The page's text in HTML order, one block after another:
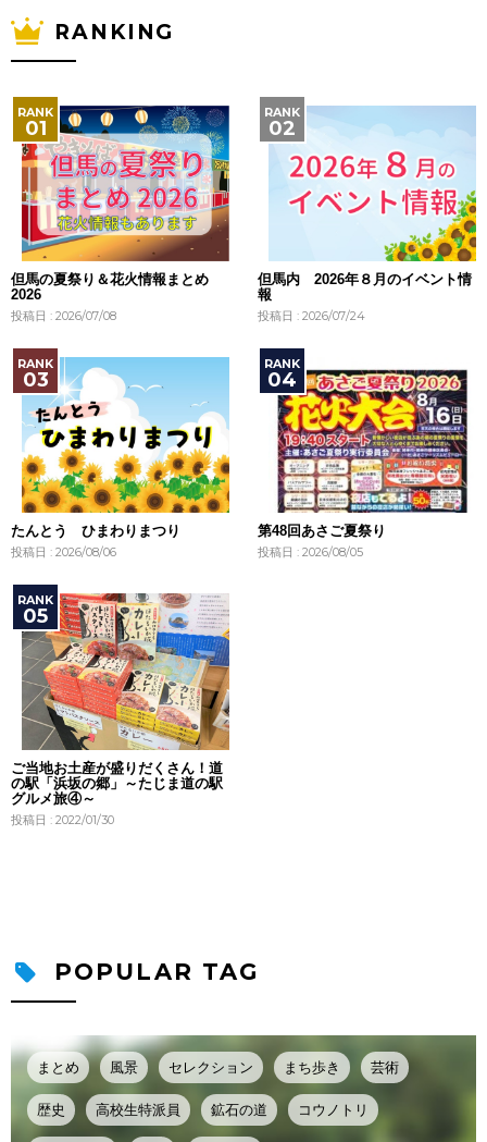
RANKING
但馬の夏祭り＆花火情報まとめ
2026
投稿日 : 2026/07/08
但馬内 2026年８月のイベント情
報
投稿日 : 2026/07/24
たんとう ひまわりまつり
投稿日 : 2026/08/06
第48回あさご夏祭り
投稿日 : 2026/08/05
ご当地お土産が盛りだくさん！道
の駅「浜坂の郷」～たじま道の駅
グルメ旅④～
投稿日 : 2022/01/30
POPULAR TAG
まとめ 風景 セレクション まち歩き 芸術
歴史 高校生特派員 鉱石の道 コウノトリ